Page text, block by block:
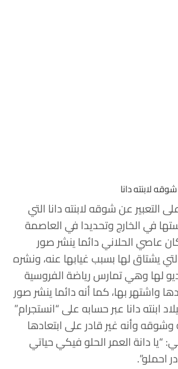
لابنته دانا
التعبير عن شوقه لابنته دانا التي
في الخارج وتحديدا في العاصمة
عاصي الحلاني دائما ينشر صور
يشتاق لها بسبب غيابها عنه، ونشره
لها وهي تمارس رياضة الفروسية
واشتهر بها، كما أنه دائما ينشر صور
ابنته دانا عبر حسابه على “انستجرام”
وأنه غير قادر على ابتعادها
“يا دانة العمر الحلو فيكي حياتي
احملو”.